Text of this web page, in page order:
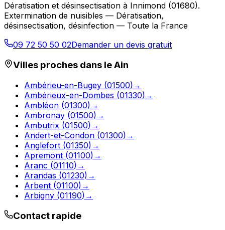
Dératisation et désinsectisation à Innimond (01680).
Extermination de nuisibles — Dératisation,
désinsectisation, désinfection — Toute la France
09 72 50 50 02Demander un devis gratuit
Villes proches dans leAin
Ambérieu-en-Bugey (01500) →
Ambérieux-en-Dombes (01330) →
Ambléon (01300) →
Ambronay (01500) →
Ambutrix (01500) →
Andert-et-Condon (01300) →
Anglefort (01350) →
Apremont (01100) →
Aranc (01110) →
Arandas (01230) →
Arbent (01100) →
Arbigny (01190) →
Contact rapide